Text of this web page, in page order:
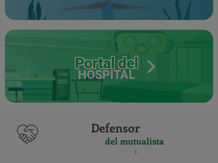
Portal del
HOSPITAL
Defensor
del mutualista